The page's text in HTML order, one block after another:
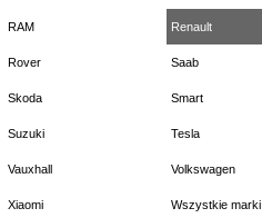
RAM Renault
Rover Saab
Skoda Smart
Suzuki Tesla
Vauxhall Volkswagen
Xiaomi Wszystkie marki